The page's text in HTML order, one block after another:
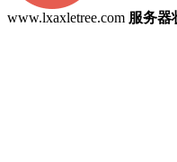
www.lxaxletree.com 服务器